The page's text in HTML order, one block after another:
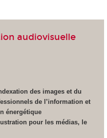
audiovisuelle
des images et du
de l’information et
énergétique
pour les médias, le